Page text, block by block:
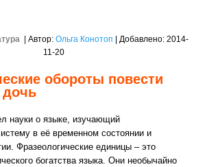
| Автор: Ольга Конотоп | Добавлено: 2014-
11-20
обороты повести
дочь
науки о языке, изучающий
в её временном состоянии и
Фразеологические единицы – это
богатства языка. Они необычайно